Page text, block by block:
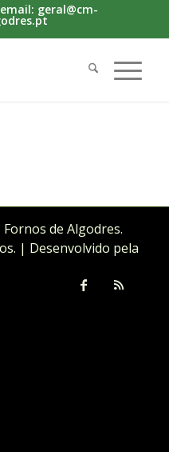
geral@cm-
de Algodres.
| Desenvolvido pela